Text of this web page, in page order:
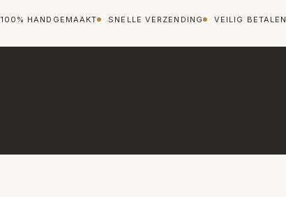
100% HANDGEMAAKT SNELLE VERZENDING VEILIG BETALEN